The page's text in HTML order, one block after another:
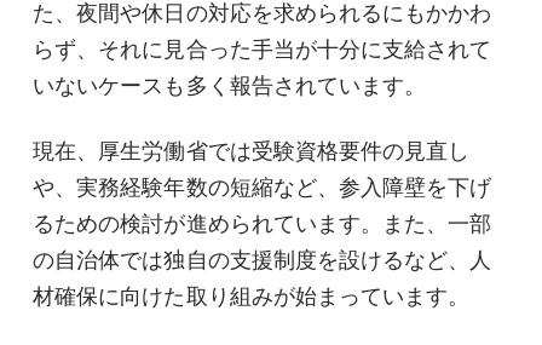
た、夜間や休日の対応を求められるにもかかわ
らず、それに見合った手当が十分に支給されて
いないケースも多く報告されています。
現在、厚生労働省では受験資格要件の見直し
や、実務経験年数の短縮など、参入障壁を下げ
るための検討が進められています。また、一部
の自治体では独自の支援制度を設けるなど、人
材確保に向けた取り組みが始まっています。